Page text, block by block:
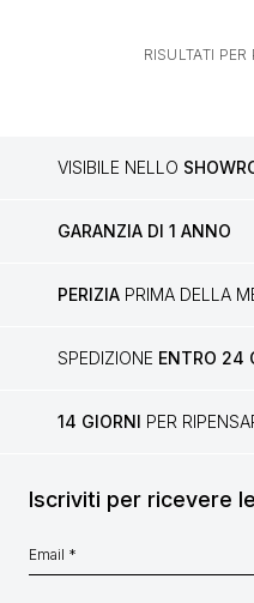
RISULTATI PER
VISIBILE NELLO
GARANZIA DI 1 ANNO
PERIZIA PRIMA DELLA
SPEDIZIONE ENTRO 24
14 GIORNI PER
Iscriviti per ricevere